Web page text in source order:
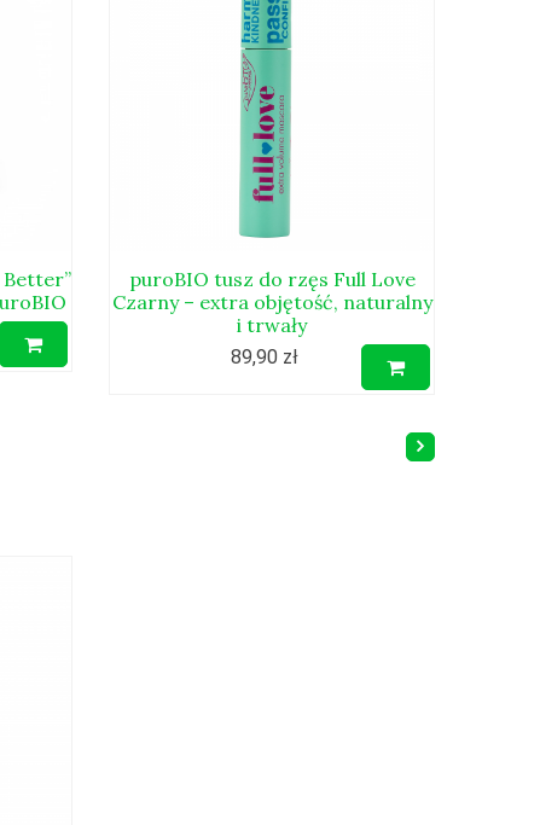
puroBIO tusz do rzęs Full Love
Czarny – extra objętość, naturalny
i trwały
89,90 zł